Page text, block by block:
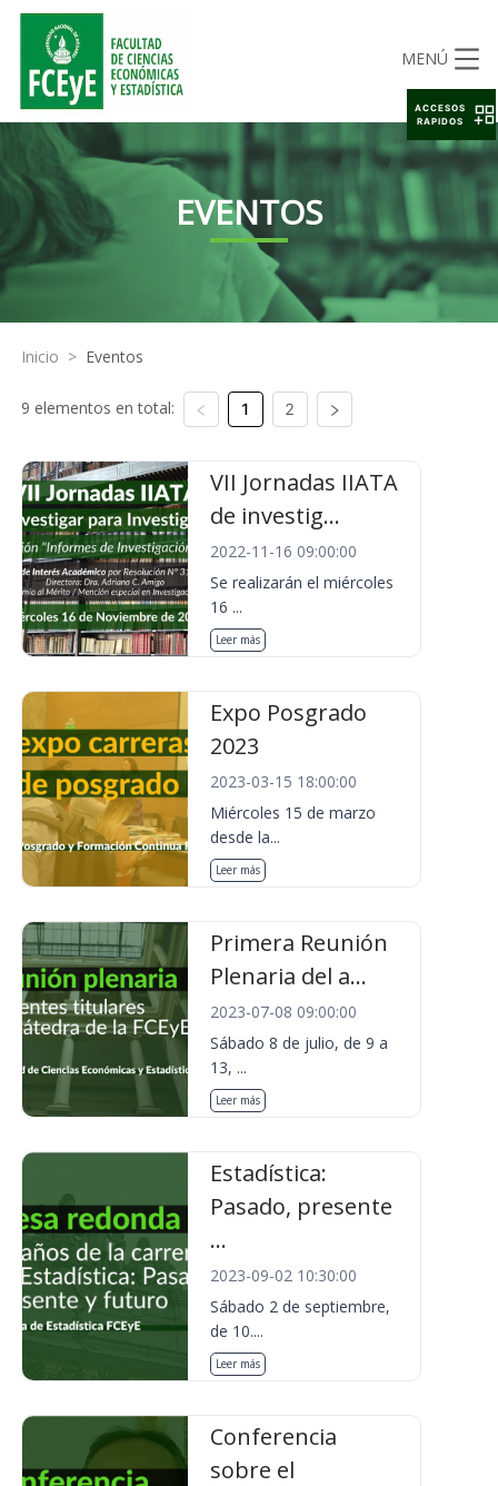
MENÚ
EVENTOS
Inicio > Eventos
9 elementos en total: 1 2
VII Jornadas IIATA
de investig...
2022-11-16 09:00:00
Se realizarán el miércoles
16 ...
Leer más
Expo Posgrado
2023
2023-03-15 18:00:00
Miércoles 15 de marzo
desde la...
Leer más
Primera Reunión
Plenaria del a...
2023-07-08 09:00:00
Sábado 8 de julio, de 9 a
13, ...
Leer más
Estadística:
Pasado, presente
...
2023-09-02 10:30:00
Sábado 2 de septiembre,
de 10....
Leer más
Conferencia
sobre el
ACCESOS
RAPIDOS